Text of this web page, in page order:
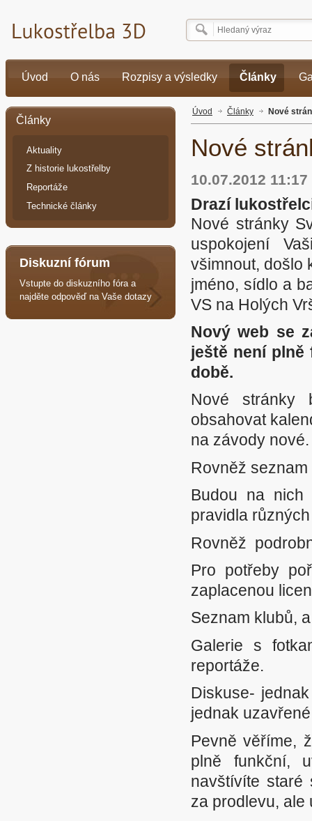
Úvod O nás Rozpisy a výsledky Články
Úvod Články Nové
Nové
10.07.2012 11:17
Drazí
Nové stránky
uspokojení
všimnout, došlo
jméno, sídlo a
VS na Holých
Nový web se
ještě není
době.
Nové stránky
obsahovat
na závody nové.
Rovněž
Budou na nich
pravidla
Rovněž
Pro potřeby
zaplacenou
Seznam klubů,
Galerie s
reportáže.
Diskuse-
jednak
Pevně věříme,
plně funkční,
navštívíte staré
za prodlevu, ale
Články
Aktuality
Z historie lukostřelby
Reportáže
Technické články
Diskuzní fórum
Vstupte do diskuzního fóra a
najděte odpověď na Vaše dotazy